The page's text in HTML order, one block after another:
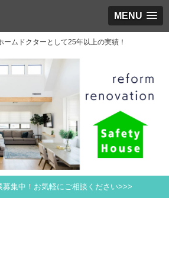
MENU
ームドクターとして25年以上の実績！
集中！お気軽にご相談ください>>>